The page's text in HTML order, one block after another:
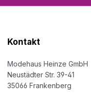
Kontakt
Modehaus Heinze GmbH
Neustädter Str. 39-41
35066 Frankenberg